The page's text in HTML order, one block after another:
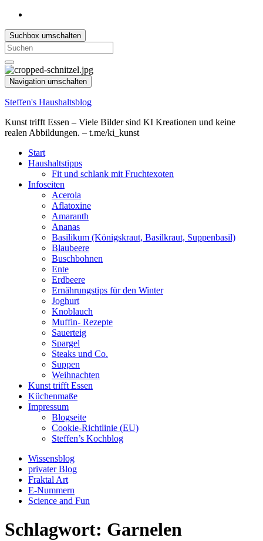
Suchbox umschalten
Search
for:
Navigation umschalten
Steffen's Haushaltsblog
Kunst trifft Essen – Viele Bilder sind KI Kreationen und keine
realen Abbildungen. – t.me/ki_kunst
Start
Haushaltstipps
Fit und schlank mit Fruchtexoten
Infoseiten
Acerola
Aflatoxine
Amaranth
Ananas
Basilikum (Königskraut, Basilkraut, Suppenbasil)
Blaubeere
Buschbohnen
Ente
Erdbeere
Ernährungstips für den Winter
Joghurt
Knoblauch
Muffin- Rezepte
Sauerteig
Spargel
Steaks und Co.
Suppen
Weihnachten
Kunst trifft Essen
Küchenmaße
Impressum
Blogseite
Cookie-Richtlinie (EU)
Steffen’s Kochblog
Wissensblog
privater Blog
Fraktal Art
E-Nummern
Science and Fun
Schlagwort: Garnelen